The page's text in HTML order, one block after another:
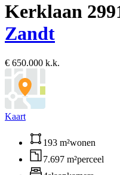
Kerklaan 2
Zandt
€ 650.000 k.k.
Kaart
193 m²wonen
7.697 m²perceel